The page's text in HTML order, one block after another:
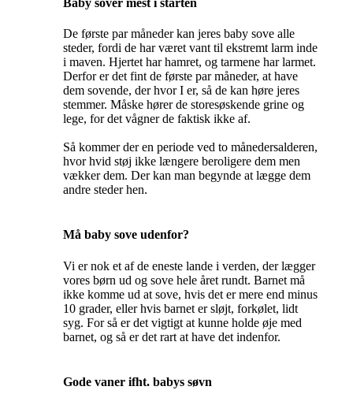
De første par måneder kan jeres baby sove alle
steder, fordi de har været vant til ekstremt larm inde
i maven. Hjertet har hamret, og tarmene har larmet.
Derfor er det fint de første par måneder, at have
dem sovende, der hvor I er, så de kan høre jeres
stemmer. Måske hører de storesøskende grine og
lege, for det vågner de faktisk ikke af.
Så kommer der en periode ved to månedersalderen,
hvor hvid støj ikke længere beroligere dem men
vækker dem. Der kan man begynde at lægge dem
andre steder hen.
Må baby sove udenfor?
Vi er nok et af de eneste lande i verden, der lægger
vores børn ud og sove hele året rundt. Barnet må
ikke komme ud at sove, hvis det er mere end minus
10 grader, eller hvis barnet er sløjt, forkølet, lidt
syg. For så er det vigtigt at kunne holde øje med
barnet, og så er det rart at have det indenfor.
Gode vaner ifht. babys søvn